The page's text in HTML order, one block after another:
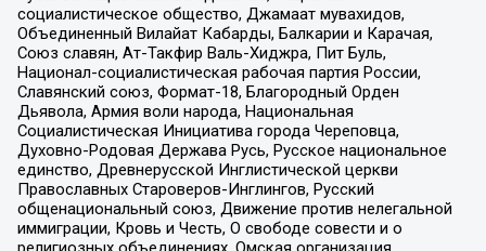
социалистическое общество, Джамаат мувахидов,
Объединенный Вилайат Кабарды, Балкарии и Карачая,
Союз славян, Ат-Такфир Валь-Хиджра, Пит Буль,
Национал-социалистическая рабочая партия России,
Славянский союз, Формат-18, Благородный Орден
Дьявола, Армия воли народа, Национальная
Социалистическая Инициатива города Череповца,
Духовно-Родовая Держава Русь, Русское национальное
единство, Древнерусской Инглистической церкви
Православных Староверов-Инглингов, Русский
общенациональный союз, Движение против нелегальной
иммиграции, Кровь и Честь, О свободе совести и о